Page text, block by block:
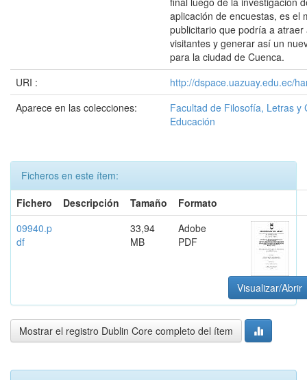
aplicación de encuestas, es el
publicitario que podría a atraer
visitantes y generar así un
para la ciudad de Cuenca.
URI :
http://dspace.uazuay.edu.ec/
Aparece en las colecciones:
Facultad de Filosofía, Letras y
Educación
Ficheros en este ítem:
Fichero
Descripción Tamaño
Formato
09940.p
df
33,94
MB
Adobe
PDF
Visualizar/Abrir
Mostrar el registro Dublin Core completo del ítem